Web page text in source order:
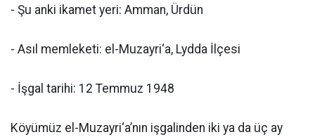
- Şu anki ikamet yeri: Amman, Ürdün
- Asıl memleketi: el-Muzayri‘a, Lydda İlçesi
- İşgal tarihi: 12 Temmuz 1948
Köyümüz el-Muzayri‘a’nın işgalinden iki ya da üç ay